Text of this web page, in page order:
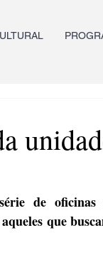
de
que